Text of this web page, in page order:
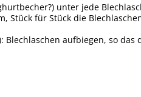
unter jede
Stück für Stück die
aufbiegen, so